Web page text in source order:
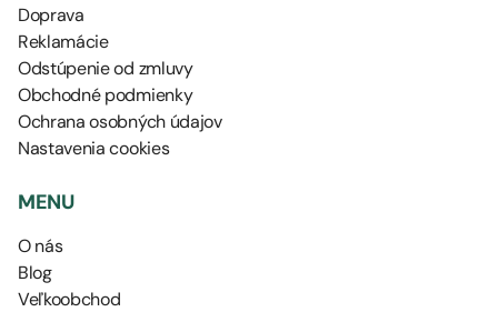
Doprava
Reklamácie
Odstúpenie od zmluvy
Obchodné podmienky
Ochrana osobných údajov
Nastavenia cookies
MENU
O nás
Blog
Veľkoobchod